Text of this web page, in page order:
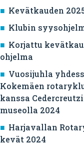
Kevätkauden
Klubin
Korjattu
ohjelma
Vuosijuhla
Kokemäen
kanssa
museolla 2024
Harjavallan
kevät 2024